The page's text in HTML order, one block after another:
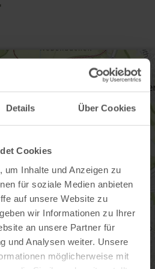
Details Über Cookies
Cookies
um Inhalte und Anzeigen zu
für soziale Medien anbieten
auf unsere Website zu
wir Informationen zu Ihrer
an unsere Partner für
und Analysen weiter. Unsere
möglicherweise mit